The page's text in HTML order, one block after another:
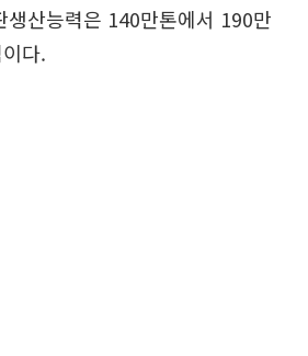
생산능력은 140만톤에서 190만
다.